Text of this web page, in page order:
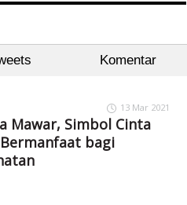
Komentar
13 Mar 2021
Mawar, Simbol Cinta
bagi